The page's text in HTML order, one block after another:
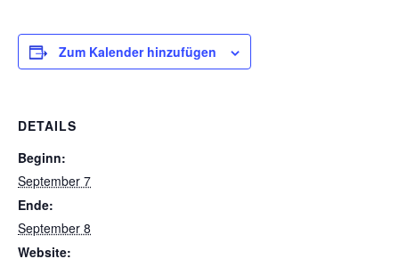
Zum Kalender hinzufügen
DETAILS
Beginn:
September 7
Ende:
September 8
Website: